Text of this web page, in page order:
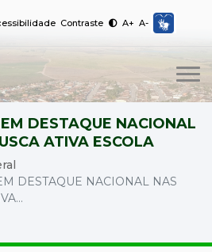
Contraste A+ A-
DESTAQUE NACIONAL
ATIVA ESCOLA
DESTAQUE NACIONAL NAS